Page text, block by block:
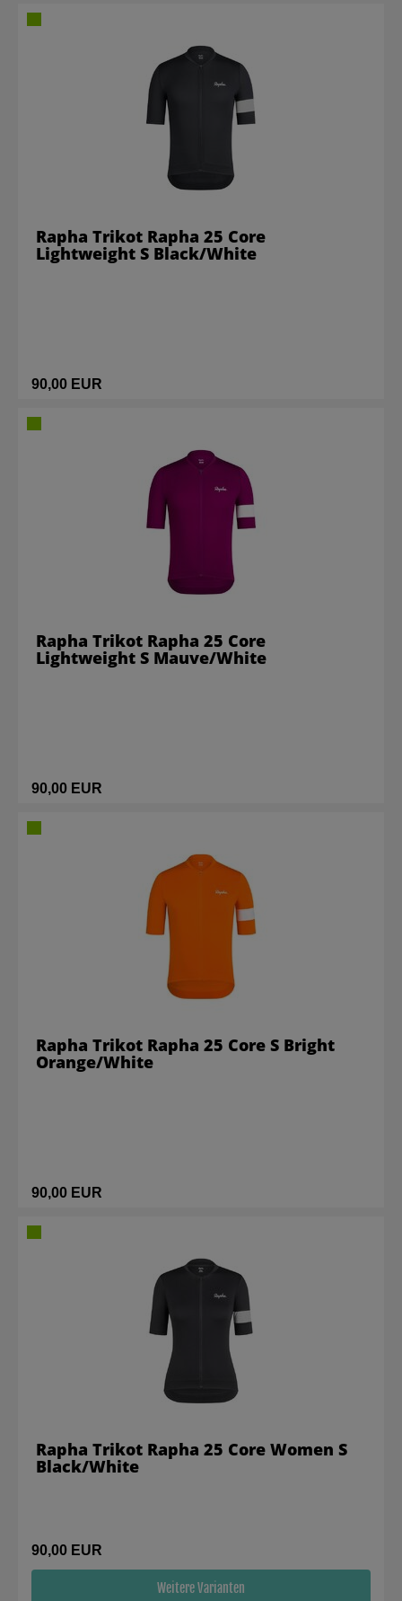
90,00 EUR
Rapha Trikot Rapha 25 Core
Lightweight S Black/White
90,00 EUR
Rapha Trikot Rapha 25 Core
Lightweight S Mauve/White
90,00 EUR
Rapha Trikot Rapha 25 Core S Bright
Orange/White
90,00 EUR
Weitere Varianten
Rapha Trikot Rapha 25 Core Women S
Black/White